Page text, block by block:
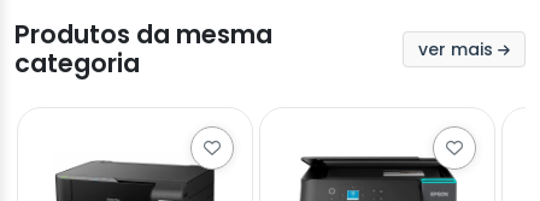
Produtos da mesma
categoria
ver mais